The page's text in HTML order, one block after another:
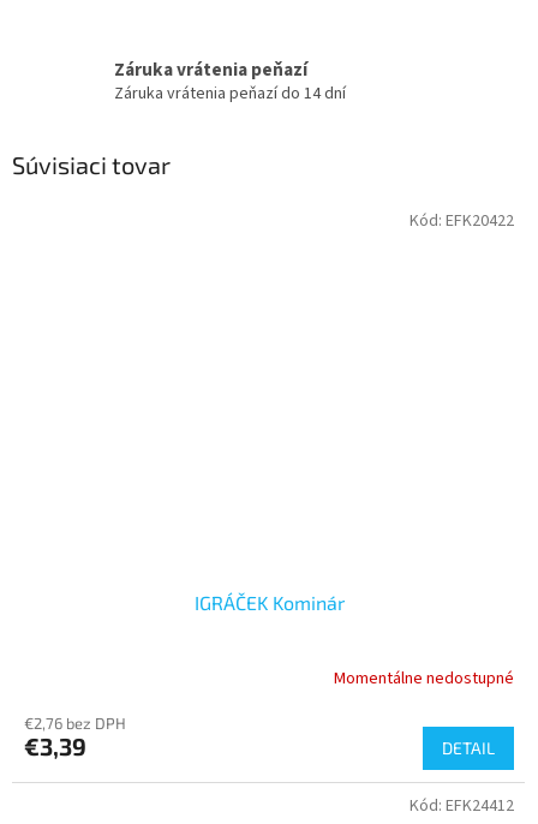
Záruka vrátenia peňazí
Záruka vrátenia peňazí do 14 dní
Súvisiaci tovar
IGRÁČEK Kominár
Momentálne nedostupné
€2,76 bez DPH
€3,39 DETAIL
Kód: EFK20422
Kód: EFK24412